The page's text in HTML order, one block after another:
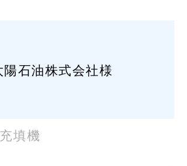
陽石油株式会社様
填機